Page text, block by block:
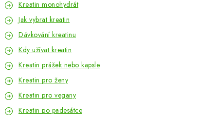
Kreatin monohydrát
Jak vybrat kreatin
Dávkování kreatinu
Kdy užívat kreatin
Kreatin prášek nebo kapsle
Kreatin pro ženy
Kreatin pro vegany
Kreatin po padesátce